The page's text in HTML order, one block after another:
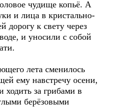
чудище копьё. А
и лица в кристально-
дорогу к свету через
и уносили с собой
лета сменилось
ему навстречу осени,
ходить за грибами в
берёзовыми